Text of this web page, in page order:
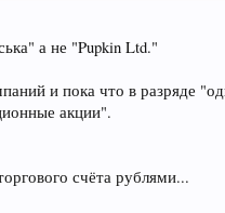
а не "Pupkin Ltd."
и пока что в разряде
акции".
счёта рублями...